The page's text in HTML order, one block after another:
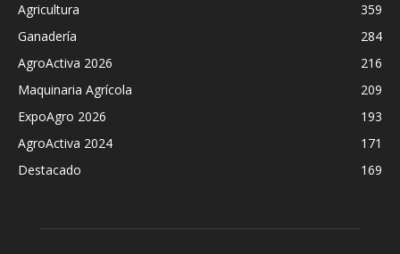
Agricultura
359
Ganadería
284
AgroActiva 2026
216
Maquinaria Agrícola
209
ExpoAgro 2026
193
AgroActiva 2024
171
Destacado
169